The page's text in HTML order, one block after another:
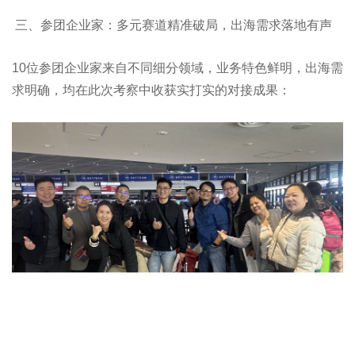
三、参团企业家：多元赛道精准破局，出海需求落地有声
10位参团企业家来自不同细分领域，业务特色鲜明，出海需
求明确，均在此次考察中收获实打实的对接成果：